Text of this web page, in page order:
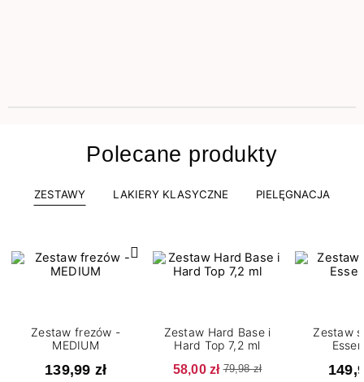
Polecane produkty
ZESTAWY LAKIERY KLASYCZNE PIELĘGNACJA
Zestaw frezów -
MEDIUM
139,99 zł
Zestaw Hard Base i
Hard Top 7,2 ml
58,00 zł 79,98 zł
Zestaw